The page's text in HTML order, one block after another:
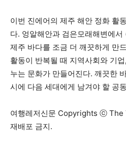
이번 진에어의 제주 해안 정화 활
다. 엉알해안과 검은모래해변에
제주 바다를 조금 더 깨끗하게 만
활동이 반복될 때 지역사회와 기
누는 문화가 만들어진다. 깨끗한
시에 다음 세대에게 남겨야 할 공
여행레저신문 Copyrights ⓒ The
재배포 금지.